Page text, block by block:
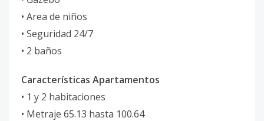
• Area de niños
• Seguridad 24/7
• 2 baños
Características Apartamentos
• 1 y 2 habitaciones
• Metraje 65.13 hasta 100.64